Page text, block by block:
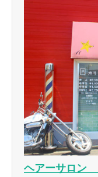
ヘアーサロン